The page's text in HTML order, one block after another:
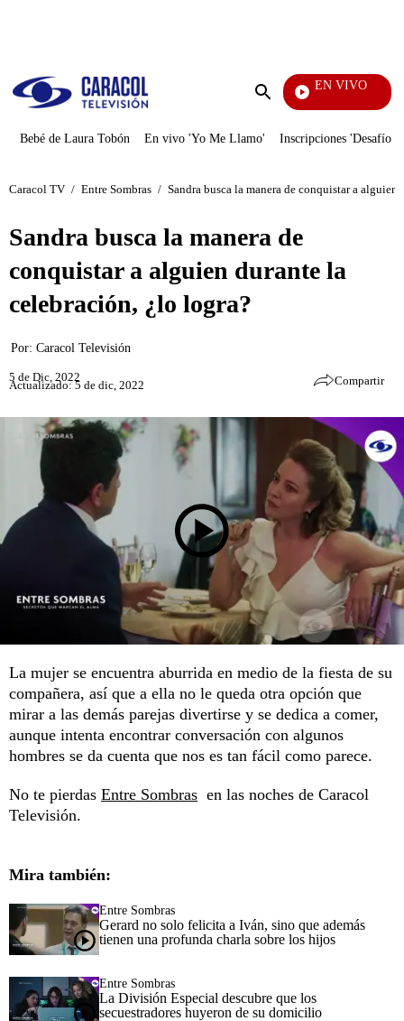
Enviar
EN VIVO
Bebé de Laura Tobón En vivo 'Yo Me Llamo' Inscripciones 'Desafío'
Caracol TV / Entre Sombras / Sandra busca la manera de conquistar a
Sandra busca la manera de
conquistar a alguien durante la
celebración, ¿lo logra?
Por: Caracol Televisión
5 de Dic, 2022
Actualizado: 5 de dic, 2022 Compartir
La mujer se encuentra aburrida en medio de la fiesta de su
compañera, así que a ella no le queda otra opción que
mirar a las demás parejas divertirse y se dedica a comer,
aunque intenta encontrar conversación con algunos
hombres se da cuenta que nos es tan fácil como parece.
No te pierdas Entre Sombras en las noches de Caracol
Televisión.
Mira también:
Entre Sombras
Gerard no solo felicita a Iván, sino que además
tienen una profunda charla sobre los hijos
Entre Sombras
La División Especial descubre que los
secuestradores huyeron de su domicilio